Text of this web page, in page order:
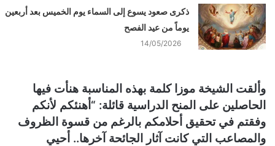
ذكرى صعود يسوع إلى السماء يوم الخميس بعد أربعين
يوماً من عيد الفصح
14/05/2026
وألقت الشيخة موزا كلمة بهذه المناسبة هنأت فيها
الحاصلين على المنح الدراسية قائلة: “أهنئكم لأنكم
وفقتم في تحقيق أحلامكم بالرغم من قسوة الظروف
والمصاعب التي كانت آثار الجائحة آخرها.. أحيي